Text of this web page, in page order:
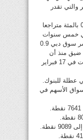
تقدر
وهبط المؤشر العام لسوق أبوظبي 0.3 بالمئة متراجعا
في خمس سنوات
الذي سجله يوم الأربعاء. وانخفض مؤشر سوق دبي 0.9
ضيق منذ أن
سجل أعلى مستوياته في خمس سنوات في 17 فبراير
عطلة للبنوك.
الأسهم في